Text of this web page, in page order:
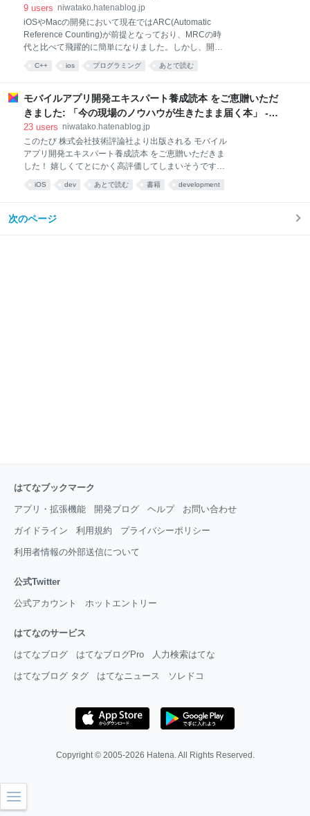
型安全な設計のテクニックを紹介します。 AbemaTV
の@inamiyです。 台風が来る仲お越し下さりありがと
うございます。 限られた時間ですべて把握するのは難
しいテーマですが、流れを理解していただければ成功
な画面サイズがあります。のどかな時代は終わりまし
ましたね。 昔から開発されていた人はFrameを計算し
たりAut
9 users niwatako.hatenablog.jp
iOSやMacの開発において現在ではARC(Automatic
Reference Counting)が前提となっており、MRCの時
代と比べて飛躍的に簡単になりました。しかし、開発
するアプリによってはMRCでメモリ管理をしたい場面
が少なからずあるはずです。そんな時はObjective-
ょう。 ユビレジで働いています。 さて、Objective-
C++でMRCを使うシチュエーションが果たしてあるの
か？はおいておいてこのような話をさせていただきま
えてくると思います。 後半でサンプルコードが出ます
が、スライドの下の方にURLがあります。スライドも
公開すると思います。 Objective-Cのメモリ管理 MRC
でないのはARCです。ObjCで参照カウント方式のメモ
C++ ios プログラミング あとで読む
モバイルアプリ開発エキスパート養成読本 をご恵贈いただ
きました: 「今の現場のノウハウが生きたまま届く本」 -
niwatakoのはてなブログ
23 users niwatako.hatenablog.jp
このたび 株式会社技術評論社より出版される モバイル
アプリ開発エキスパート養成読本 をご恵贈いただきま
した！ 嬉しくてとにかく高評価してしまいそうです
が、早速感想を書かせていただきたいと思います。 な
お、こちらの本はAndroidとiOS、それぞれの最新開発
私はAndroidアプリは1行も書いたことがないので、誠
iOS dev あとで読む 書籍 development
次のページ
はてなブックマーク
アプリ・拡張機能 開発ブログ ヘルプ お問い合わせ
ガイドライン 利用規約 プライバシーポリシー
利用者情報の外部送信について
公式Twitter
公式アカウント ホットエントリー
はてなのサービス
はてなブログ はてなブログPro 人力検索はてな
はてなブログ タグ はてなニュース ソレドコ
Copyright © 2005-2026 Hatena. All Rights Reserved.